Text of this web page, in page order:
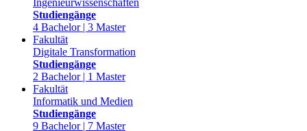
Ingenieurwissenschaften
Studiengänge
4 Bachelor | 3 Master
Fakultät
Digitale Transformation
Studiengänge
2 Bachelor | 1 Master
Fakultät
Informatik und Medien
Studiengänge
9 Bachelor | 7 Master